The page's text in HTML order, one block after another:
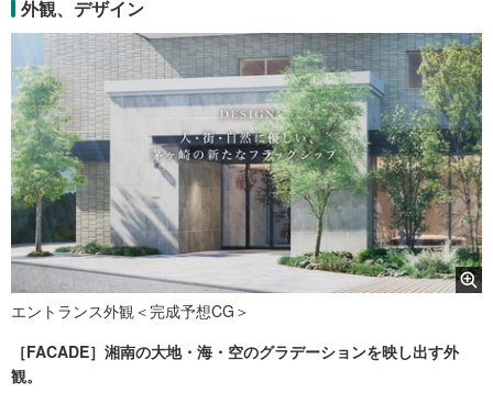
外観、デザイン
エントランス外観＜完成予想CG＞
［FACADE］湘南の大地・海・空のグラデーションを映し出す外
観。